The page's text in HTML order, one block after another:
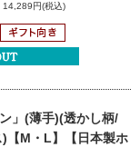
14,289円(税込)
」(薄手)(透かし柄/
) 【M・L】【日本製ホ